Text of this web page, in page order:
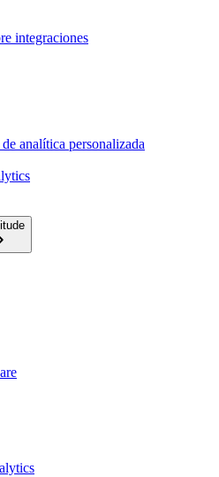
integraciones
analítica personalizada